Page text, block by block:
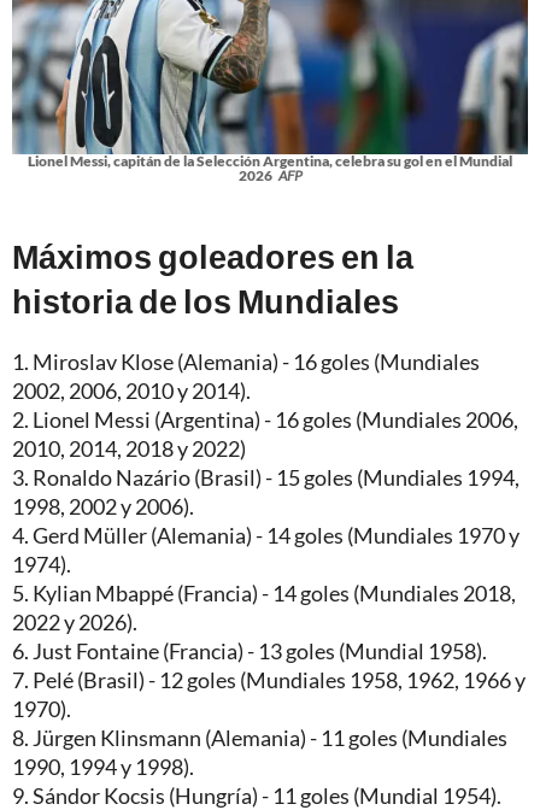
Lionel Messi, capitán de la Selección Argentina, celebra su gol en el Mundial
2026 AFP
Máximos goleadores en la
historia de los Mundiales
1. Miroslav Klose (Alemania) - 16 goles (Mundiales
2002, 2006, 2010 y 2014).
2. Lionel Messi (Argentina) - 16 goles (Mundiales 2006,
2010, 2014, 2018 y 2022)
3. Ronaldo Nazário (Brasil) - 15 goles (Mundiales 1994,
1998, 2002 y 2006).
4. Gerd Müller (Alemania) - 14 goles (Mundiales 1970 y
1974).
5. Kylian Mbappé (Francia) - 14 goles (Mundiales 2018,
2022 y 2026).
6. Just Fontaine (Francia) - 13 goles (Mundial 1958).
7. Pelé (Brasil) - 12 goles (Mundiales 1958, 1962, 1966 y
1970).
8. Jürgen Klinsmann (Alemania) - 11 goles (Mundiales
1990, 1994 y 1998).
9. Sándor Kocsis (Hungría) - 11 goles (Mundial 1954).